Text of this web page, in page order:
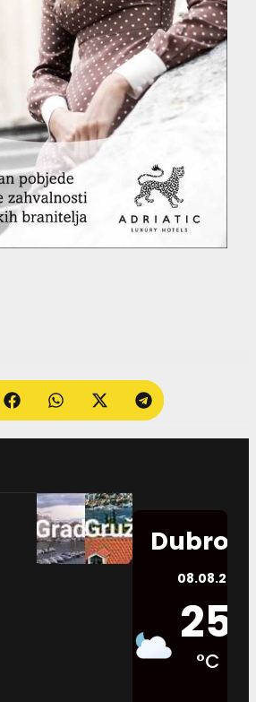
08.08.2026.
25
°C